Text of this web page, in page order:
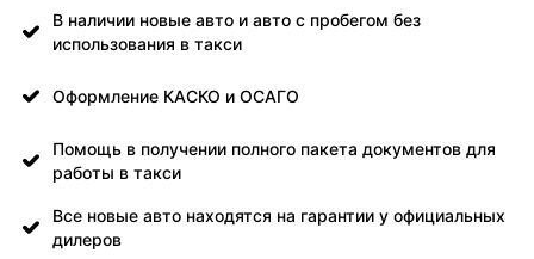
В наличии новые авто и авто с пробегом без
использования в такси
Оформление КАСКО и ОСАГО
Помощь в получении полного пакета документов для
работы в такси
Все новые авто находятся на гарантии у официальных
дилеров